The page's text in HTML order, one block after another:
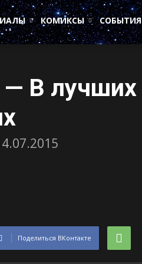
КОМИКСЫ СОБЫТИЯ
— В лучших
Поделиться ВКонтакте